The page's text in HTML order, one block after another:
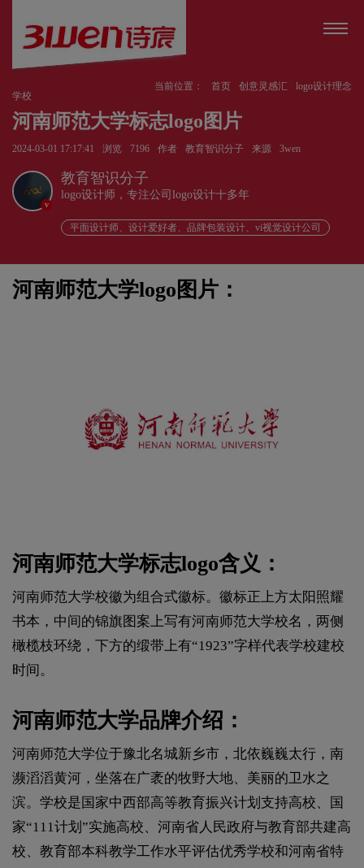
当前位置： 首页 创意灵感汇
logo设计理念
学校
河南师范大学标志logo图片
2024-03-01 17:17:41 浏览 7196 作者 教育智识分子 来源 3wen
v
教育智识分子
logo设计师，专注公司logo设计十多年
平面设计师、设计爱好者、品牌包装设计、vi视觉设计公司
河南师范大学logo图片：
河南师范大学标志logo含义：
河南师范大学校徽为组合式徽标。徽标正上方太阳照耀
书本，中间的锦旗图案上写有河南师范大学校名，两侧
橄榄枝环绕，下方的缎带上有“1923”字样代表学校建校
时间。
河南师范大学品牌介绍：
河南师范大学位于豫北名城新乡市，北依巍巍太行，南
濒滔滔黄河，坐落在广袤的牧野大地、美丽的卫水之
滨。学校是国家中西部高等教育振兴计划支持高校、国
家“111计划”实施高校、河南省人民政府与教育部共建高
校、教育部本科教学工作水平评估优秀学校和河南省特